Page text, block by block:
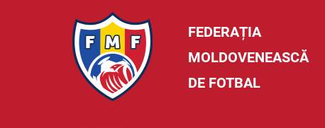
FEDERAȚIA
MOLDOVENEASCĂ
DE FOTBAL